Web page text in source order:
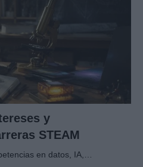
y
STEAM
en datos, IA,…